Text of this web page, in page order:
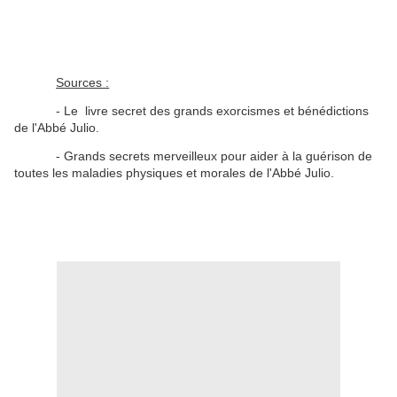
Sources :
- Le livre secret des grands exorcismes et bénédictions
de l'Abbé Julio.
- Grands secrets merveilleux pour aider à la guérison de
toutes les maladies physiques et morales de l'Abbé Julio.